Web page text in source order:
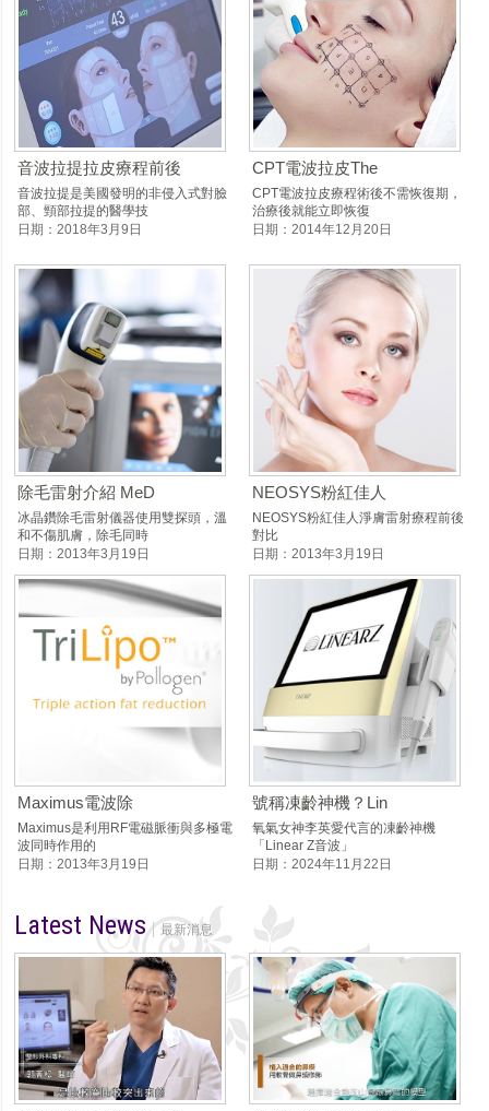
音波拉提拉皮療程前後
音波拉提是美國發明的非侵入式對臉
部、頸部拉提的醫學技
日期：2018年3月9日
CPT電波拉皮The
CPT電波拉皮療程術後不需恢復期，
治療後就能立即恢復
日期：2014年12月20日
除毛雷射介紹 MeD
冰晶鑽除毛雷射儀器使用雙探頭，溫
和不傷肌膚，除毛同時
日期：2013年3月19日
NEOSYS粉紅佳人
NEOSYS粉紅佳人淨膚雷射療程前後
對比
日期：2013年3月19日
Maximus電波除
Maximus是利用RF電磁脈衝與多極電
波同時作用的
日期：2013年3月19日
號稱凍齡神機？Lin
氧氣女神李英愛代言的凍齡神機
「Linear Z音波」
日期：2024年11月22日
Latest News 最新消息